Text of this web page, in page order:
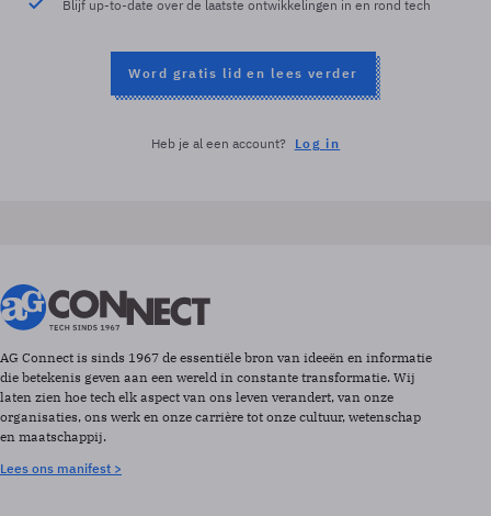
Blijf up-to-date over de laatste ontwikkelingen in en rond tech
Word gratis lid en lees verder
Heb je al een account? Log in
AG Connect is sinds 1967 de essentiële bron van ideeën en informatie
die betekenis geven aan een wereld in constante transformatie. Wij
laten zien hoe tech elk aspect van ons leven verandert, van onze
organisaties, ons werk en onze carrière tot onze cultuur, wetenschap
en maatschappij.
Lees ons manifest >